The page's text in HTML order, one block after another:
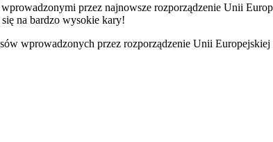
przez najnowsze rozporządzenie Unii
na bardzo wysokie kary!
wprowadzonych przez rozporządzenie Unii